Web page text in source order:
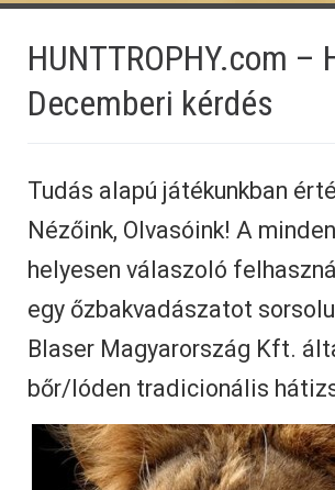
HUNTTROPHY.com –
Decemberi kérdés
Tudás alapú játékunkban
Nézőink, Olvasóink! A
helyesen válaszoló
egy őzbakvadászatot
Blaser Magyarország Kft.
bőr/lóden tradicionális